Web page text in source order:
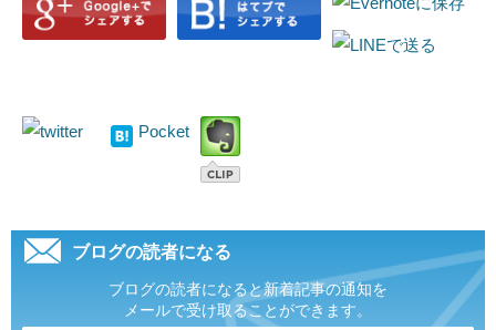
Pocket
ブログの読者になる
ブログの読者になると新着記事の通知を
メールで受け取ることができます。